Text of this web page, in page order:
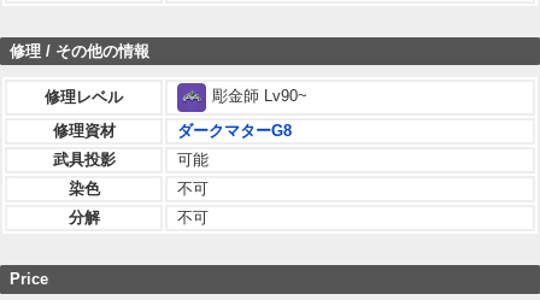
修理 / その他の情報
修理レベル
彫金師 Lv90~
修理資材
ダークマターG8
武具投影
可能
染色
不可
分解
不可
Price